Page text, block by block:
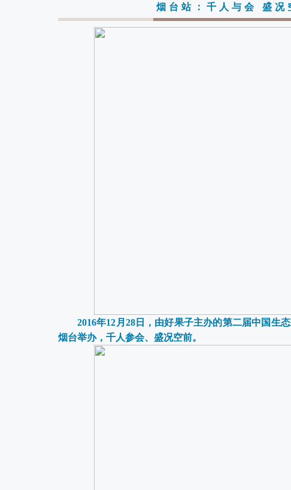
烟台站：千人与会 盛况
2016年12月28日，由好果子主办的第二届中国生
烟台举办，千人参会、盛况空前。